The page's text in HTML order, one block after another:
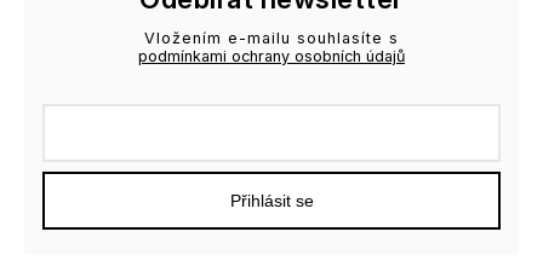
Vložením e-mailu souhlasíte s
podmínkami ochrany osobních údajů
Přihlásit se